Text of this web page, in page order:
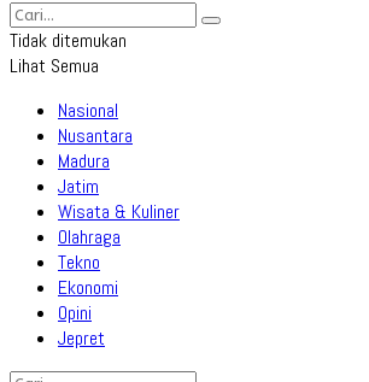
Tidak ditemukan
Lihat Semua
Nasional
Nusantara
Madura
Jatim
Wisata & Kuliner
Olahraga
Tekno
Ekonomi
Opini
Jepret